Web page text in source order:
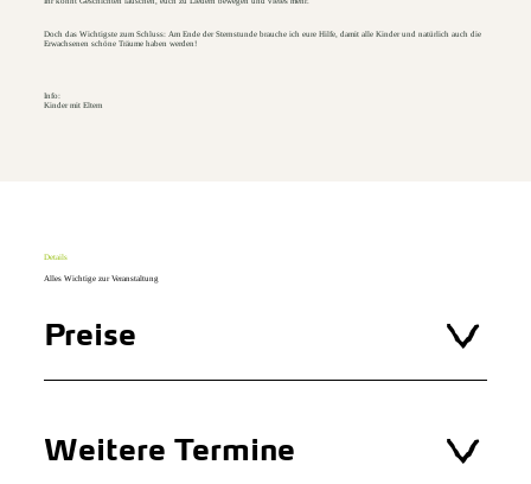
Doch das Wichtigste zum Schluss: Am Ende der Sternstunde brauche ich eure Hilfe, damit alle Kinder und natürlich auch die
Erwachsenen schöne Träume haben werden!
Info:
Kinder mit Eltern
Details
Alles Wichtige zur Veranstaltung
Preise
Weitere Termine